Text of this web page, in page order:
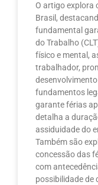
O artigo explora
Brasil,
fundamental
do Trabalho
físico e mental,
trabalhador,
fundamentos
garante férias
detalha a
assiduidade do
Também são
concessão das
com
possibilidade de